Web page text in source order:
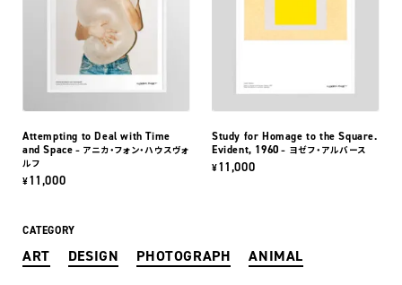
Attempting to Deal with Time
and Space – アニカ・フォン・ハウスヴォ
ルフ
¥11,000
Study for Homage to the Square.
Evident, 1960 – ヨゼフ・アルバース
¥11,000
CATEGORY
ART DESIGN PHOTOGRAPH ANIMAL